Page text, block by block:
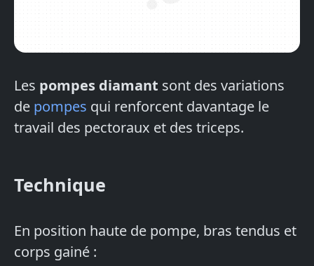
Les pompes diamant sont des variations
de pompes qui renforcent davantage le
travail des pectoraux et des triceps.
Technique
En position haute de pompe, bras tendus et
corps gainé :